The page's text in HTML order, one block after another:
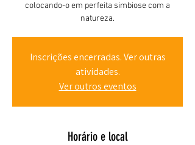
colocando-o em perfeita simbiose com a
natureza.
Inscrições encerradas. Ver outras
atividades.
Ver outros eventos
Horário e local